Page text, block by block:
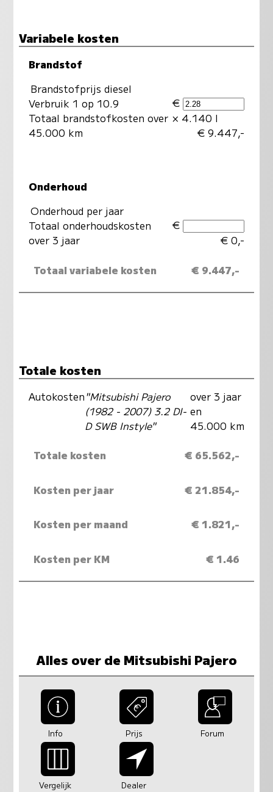
Variabele kosten
Brandstof
Brandstofprijs diesel
Verbruik 1 op 10.9
Totaal brandstofkosten over
45.000 km
€
× 4.140 l
€ 9.447,-
Onderhoud
Onderhoud per jaar
Totaal onderhoudskosten
over 3 jaar
€
€ 0,-
Totaal variabele kosten € 9.447,-
Totale kosten
Autokosten"Mitsubishi Pajero
(1982 - 2007) 3.2 DI-
D SWB Instyle"
over 3 jaar
en
45.000 km
Totale kosten € 65.562,-
Kosten per jaar € 21.854,-
Kosten per maand € 1.821,-
Kosten per KM € 1.46
Alles over de Mitsubishi Pajero
Info Prijs Forum
Vergelijk Dealer